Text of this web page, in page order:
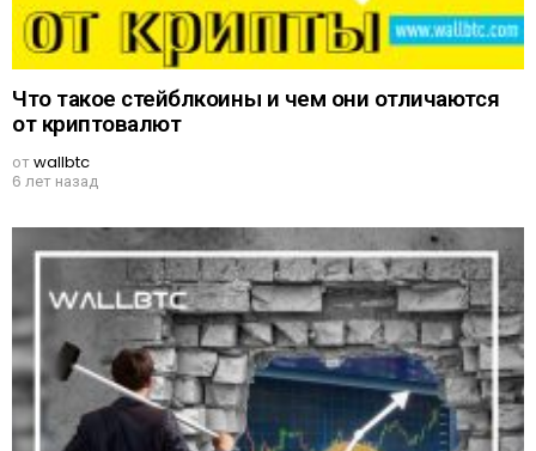
Что такое стейблкоины и чем они отличаются
от криптовалют
отwallbtc
6 лет назад